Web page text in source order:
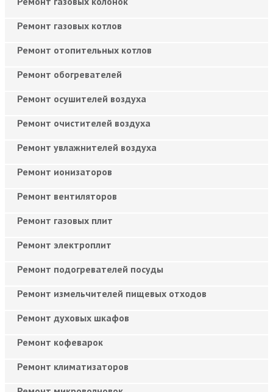
Ремонт газовых котлов
Ремонт отопительных котлов
Ремонт обогревателей
Ремонт осушителей воздуха
Ремонт очистителей воздуха
Ремонт увлажнителей воздуха
Ремонт ионизаторов
Ремонт вентиляторов
Ремонт газовых плит
Ремонт электроплит
Ремонт подогревателей посуды
Ремонт измельчителей пищевых отходов
Ремонт духовых шкафов
Ремонт кофеварок
Ремонт климатизаторов